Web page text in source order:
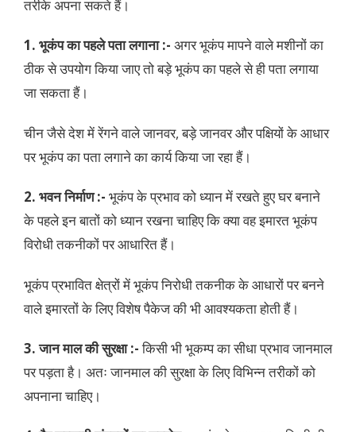
तरीके अपना सकते हैं।
1. भूकंप का पहले पता लगाना :- अगर भूकंप मापने वाले मशीनों का
ठीक से उपयोग किया जाए तो बड़े भूकंप का पहले से ही पता लगाया
जा सकता हैं।
चीन जैसे देश में रेंगने वाले जानवर, बड़े जानवर और पक्षियों के आधार
पर भूकंप का पता लगाने का कार्य किया जा रहा हैं।
2. भवन निर्माण :- भूकंप के प्रभाव को ध्यान में रखते हुए घर बनाने
के पहले इन बातों को ध्यान रखना चाहिए कि क्या वह इमारत भूकंप
विरोधी तकनीकों पर आधारित हैं।
भूकंप प्रभावित क्षेत्रों में भूकंप निरोधी तकनीक के आधारों पर बनने
वाले इमारतों के लिए विशेष पैकेज की भी आवश्यकता होती हैं।
3. जान माल की सुरक्षा :-किसी भी भूकम्प का सीधा प्रभाव जानमाल
पर पड़ता है। अतः जानमाल की सुरक्षा के लिए विभिन्न तरीकों को
अपनाना चाहिए।